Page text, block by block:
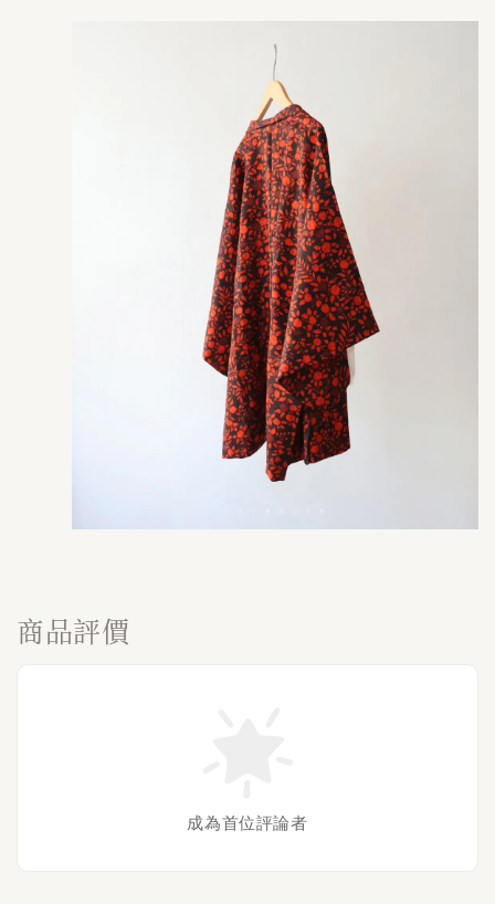
商品評價
成為首位評論者